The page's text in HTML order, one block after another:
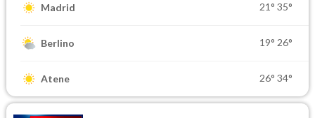
Madrid 21° 35°
Berlino 19° 26°
Atene 26° 34°